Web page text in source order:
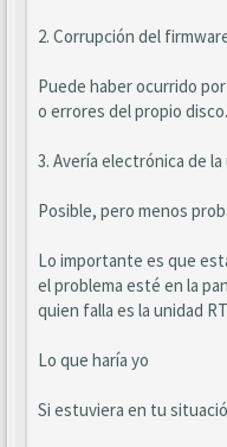
2. Corrupción del
Puede haber ocurrido
o errores del propio disco.
3. Avería electrónica de la
Posible, pero menos
Lo importante es que
el problema esté en la
quien falla es la unidad
Lo que haría yo
Si estuviera en tu